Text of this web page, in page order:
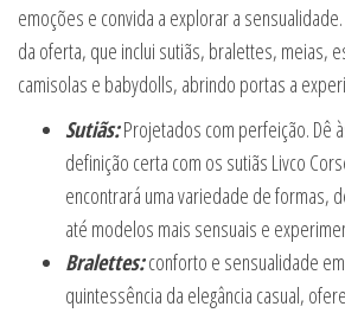
emoções e convida a explorar a
da oferta, que inclui sutiãs, bralettes, meias,
camisolas e babydolls, abrindo portas a
Sutiãs:Projetados com perfeição. Dê
definição certa com os sutiãs Livco
encontrará uma variedade de formas,
até modelos mais sensuais e
Bralettes:conforto e sensualidade
quintessência da elegância casual,